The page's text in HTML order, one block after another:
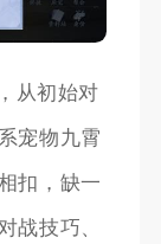
从初始对
宠物九霄
扣，缺一
战技巧、